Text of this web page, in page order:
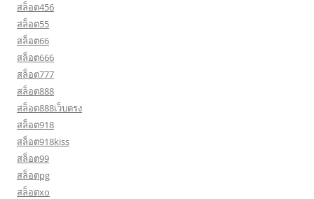
สล็อต456
สล็อต55
สล็อต66
สล็อต666
สล็อต777
สล็อต888
สล็อต888เว็บตรง
สล็อต918
สล็อต918kiss
สล็อต99
สล็อตpg
สล็อตxo